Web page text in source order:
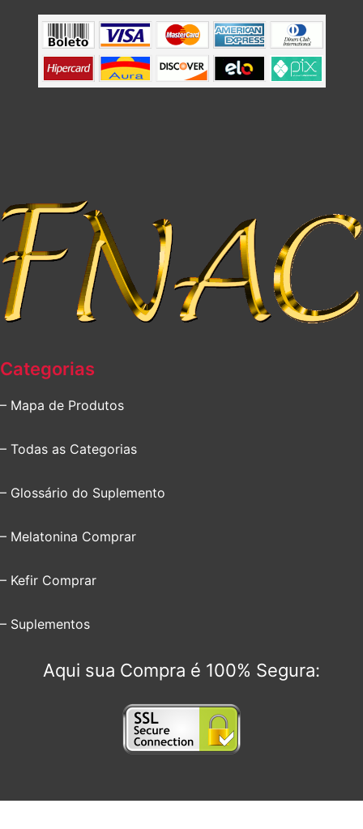
Categorias
– Mapa de Produtos
– Todas as Categorias
– Glossário do Suplemento
– Melatonina Comprar
– Kefir Comprar
– Suplementos
Aqui sua Compra é 100% Segura: